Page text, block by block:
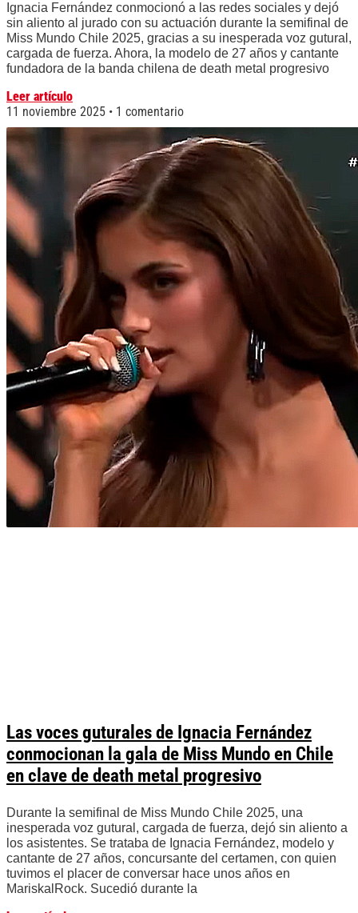
Ignacia Fernández conmocionó a las redes sociales y dejó
sin aliento al jurado con su actuación durante la semifinal de
Miss Mundo Chile 2025, gracias a su inesperada voz gutural,
cargada de fuerza. Ahora, la modelo de 27 años y cantante
fundadora de la banda chilena de death metal progresivo
Leer artículo
11 noviembre 2025
1 comentario
Las voces guturales de Ignacia Fernández
conmocionan la gala de Miss Mundo en Chile
en clave de death metal progresivo
Durante la semifinal de Miss Mundo Chile 2025, una
inesperada voz gutural, cargada de fuerza, dejó sin aliento a
los asistentes. Se trataba de Ignacia Fernández, modelo y
cantante de 27 años, concursante del certamen, con quien
tuvimos el placer de conversar hace unos años en
MariskalRock. Sucedió durante la